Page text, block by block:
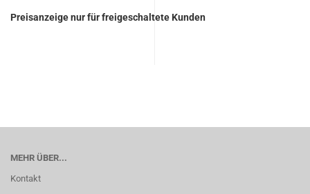
Preisanzeige nur für freigeschaltete Kunden
MEHR ÜBER...
Kontakt